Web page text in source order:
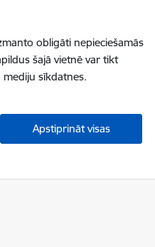
obligāti nepieciešamās
šajā vietnē var tikt
sīkdatnes.
Apstiprināt visas